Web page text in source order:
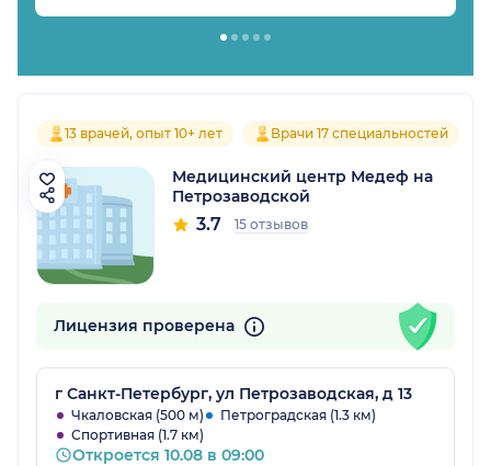
13 врачей, опыт 10+ лет Врачи 17 специальностей
Медицинский центр Медеф на
Петрозаводской
3.7 15 отзывов
Лицензия проверена
г Санкт-Петербург, ул Петрозаводская, д 13
Чкаловская (500 м)
Петроградская (1.3 км)
Спортивная (1.7 км)
Откроется 10.08 в 09:00